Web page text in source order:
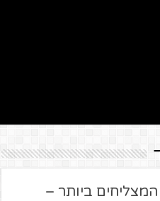
המצליחים ביותר –